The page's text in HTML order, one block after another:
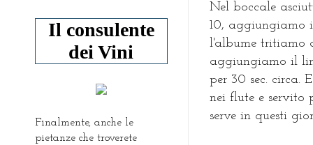
Nel boccale
10, aggiungiamo
l'albume tritiamo
aggiungiamo il
per 30 sec. circa.
nei flute e servito
serve in questi
Il consulente
dei Vini
Finalmente, anche le
pietanze che troverete